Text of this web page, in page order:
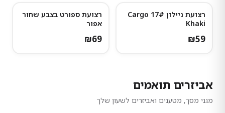
רצועת ניילון 17# Cargo
Khaki
₪59
רצועת ספורט בצבע שחור
אפור
₪69
אביזרים תואמים
מגני מסך, מטענים ואביזרים לשעון שלך